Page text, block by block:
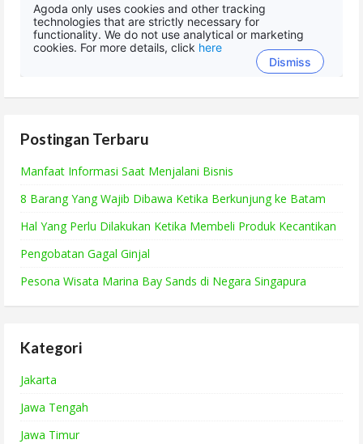
Postingan Terbaru
Manfaat Informasi Saat Menjalani Bisnis
8 Barang Yang Wajib Dibawa Ketika Berkunjung ke Batam
Hal Yang Perlu Dilakukan Ketika Membeli Produk Kecantikan
Pengobatan Gagal Ginjal
Pesona Wisata Marina Bay Sands di Negara Singapura
Kategori
Jakarta
Jawa Tengah
Jawa Timur